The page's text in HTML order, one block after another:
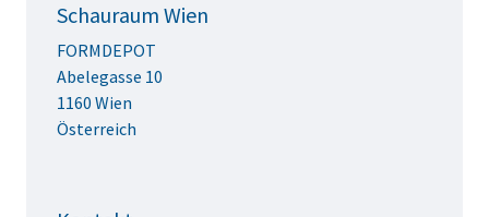
Schauraum Wien
FORMDEPOT
Abelegasse 10
1160 Wien
Österreich